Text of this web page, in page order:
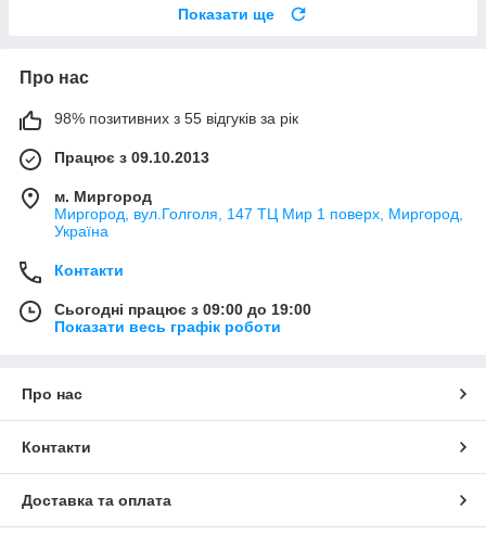
Показати ще
Про нас
98% позитивних з 55 відгуків за рік
Працює з 09.10.2013
м. Миргород
Миргород, вул.Голголя, 147 ТЦ Мир 1 поверх, Миргород,
Україна
Контакти
Сьогодні працює з 09:00 до 19:00
Показати весь графік роботи
Про нас
Контакти
Доставка та оплата